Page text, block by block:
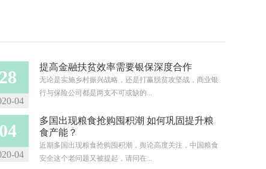
28
04
提高金融扶贫效率需要银保深度合作
无论是实施乡村振兴战略，还是打赢脱贫攻坚战，商业银
行与保险公司都是两支不可或缺的...
04
04
多国出现粮食抢购囤积潮 如何巩固提升粮
食产能？
近期多国出现粮食抢购囤积潮，舆论高度关注，中国粮食
安全这个老问题又被提起，请问在...